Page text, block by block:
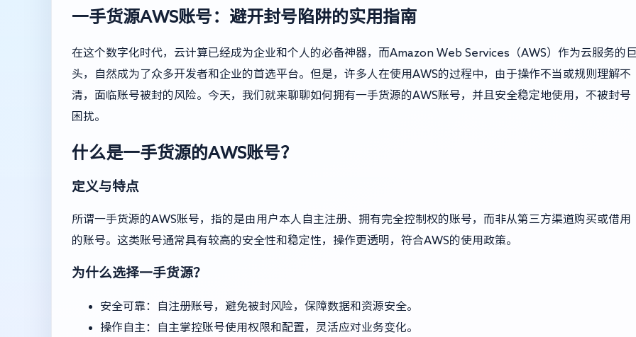
一手货源AWS账号：避开封号陷阱的实用指南
在这个数字化时代，云计算已经成为企业和个人的必备神器，而Amazon Web Services（AWS）作为云服务的
头，自然成为了众多开发者和企业的首选平台。但是，许多人在使用AWS的过程中，由于操作不当或规则理解不
清，面临账号被封的风险。今天，我们就来聊聊如何拥有一手货源的AWS账号，并且安全稳定地使用，不被封号
困扰。
什么是一手货源的AWS账号？
定义与特点
所谓一手货源的AWS账号，指的是由用户本人自主注册、拥有完全控制权的账号，而非从第三方渠道购买或借用
的账号。这类账号通常具有较高的安全性和稳定性，操作更透明，符合AWS的使用政策。
为什么选择一手货源？
安全可靠：自注册账号，避免被封风险，保障数据和资源安全。
操作自主：自主掌控账号使用权限和配置，灵活应对业务变化。